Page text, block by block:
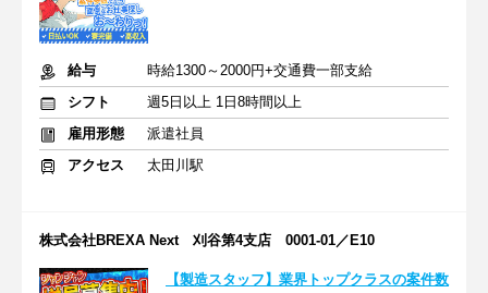
給与
時給1300～2000円+交通費一部支給
シフト
週5日以上 1日8時間以上
雇用形態
派遣社員
アクセス
太田川駅
株式会社BREXA Next 刈谷第4支店 0001-01／E10
【製造スタッフ】業界トップクラスの案件数